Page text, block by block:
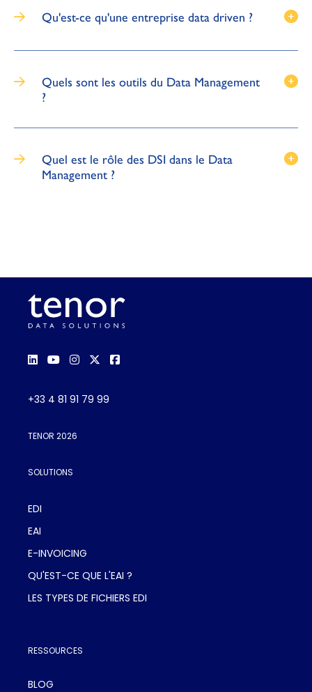
Qu'est-ce qu'une entreprise data driven ?
Quels sont les outils du Data Management
?
Quel est le rôle des DSI dans le Data
Management ?
+33 4 81 91 79 99
TENOR 2026
SOLUTIONS
EDI
EAI
E-INVOICING
QU'EST-CE QUE L'EAI ?
LES TYPES DE FICHIERS EDI
RESSOURCES
BLOG